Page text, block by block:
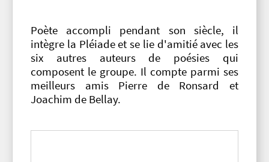
Poète accompli pendant son siècle, il
intègre la Pléiade et se lie d'amitié avec les
six autres auteurs de poésies qui
composent le groupe. Il compte parmi ses
meilleurs amis Pierre de Ronsard et
Joachim de Bellay.